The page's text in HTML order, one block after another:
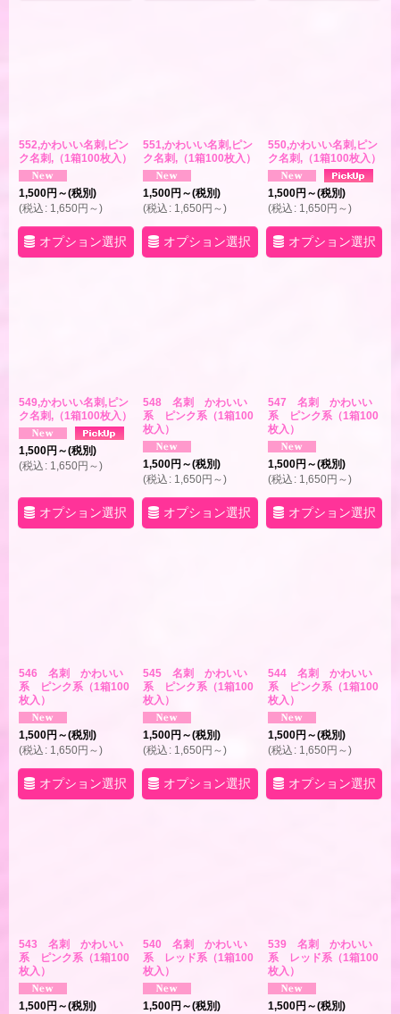
552,かわいい名刺,ピン
ク名刺,（1箱100枚入）
1,500円 ～(税別)
(税込 : 1,650円 ～)
オプション選択
551,かわいい名刺,ピン
ク名刺,（1箱100枚入）
1,500円 ～(税別)
(税込 : 1,650円 ～)
オプション選択
550,かわいい名刺,ピン
ク名刺,（1箱100枚入）
1,500円 ～(税別)
(税込 : 1,650円 ～)
オプション選択
549,かわいい名刺,ピン
ク名刺,（1箱100枚入）
1,500円 ～(税別)
(税込 : 1,650円 ～)
オプション選択
548 名刺 かわいい
系 ピンク系（1箱100
枚入）
1,500円 ～(税別)
(税込 : 1,650円 ～)
オプション選択
547 名刺 かわいい
系 ピンク系（1箱100
枚入）
1,500円 ～(税別)
(税込 : 1,650円 ～)
オプション選択
546 名刺 かわいい
系 ピンク系（1箱100
枚入）
1,500円 ～(税別)
(税込 : 1,650円 ～)
オプション選択
545 名刺 かわいい
系 ピンク系（1箱100
枚入）
1,500円 ～(税別)
(税込 : 1,650円 ～)
オプション選択
544 名刺 かわいい
系 ピンク系（1箱100
枚入）
1,500円 ～(税別)
(税込 : 1,650円 ～)
オプション選択
543 名刺 かわいい
系 ピンク系（1箱100
枚入）
1,500円 ～(税別)
540 名刺 かわいい
系 レッド系（1箱100
枚入）
1,500円 ～(税別)
539 名刺 かわいい
系 レッド系（1箱100
枚入）
1,500円 ～(税別)